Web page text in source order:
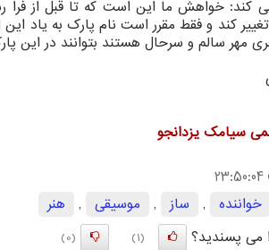
كند: خواهش ما این است كه تا قبل از فرا
كند و فقط مقرر است نام پارك به یاد
مهر سالم و سرحال هستند بتوانند در این
سیامك یزدانجو
23:50:04
خواننده , ساز , موسیقی ,
هنر
می پسندید؟
(1)
(0)